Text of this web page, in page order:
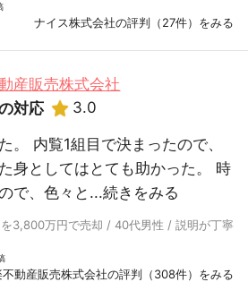
ナイス株式会社の評判（27件）をみる
産販売株式会社
対応
3.0
。 内覧1組目で決まったので、
身としてはとても助かった。 時
で、色々と...続きをみる
3,800万円で売却 / 40代男性 / 説明が丁寧
不動産販売株式会社の評判（308件）をみる